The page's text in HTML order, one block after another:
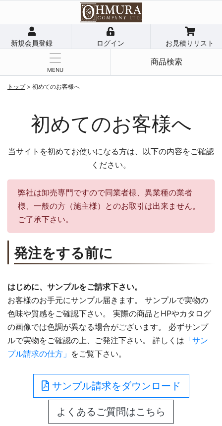
新規会員登録 ログイン お見積りリスト
MENU
商品検索
トップ > 初めてのお客様へ
初めてのお客様へ
当サイトを初めてお使いになる方は、以下の内容をご確認
ください。
弊社は卸売専門ですので同業者様、異業種の業者
様、一般の方（施主様）とのお取引は出来ません。
ご了承下さい。
発注をする前に
はじめに、サンプルをご請求下さい。
お客様のお手元にサンプル届きます。 サンプルで実物の
色味や質感をご確認下さい。 実際の商品とHPやカタログ
の画像では色調が異なる場合がございます。 必ずサンプ
ルで実物をご確認の上、ご発注下さい。 詳しくは 「サン
プル請求の仕方」 をご覧下さい。
サンプル請求をダウンロード
よくあるご質問はこちら